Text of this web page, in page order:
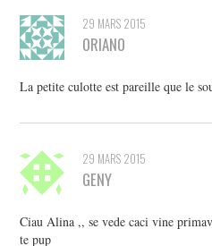
29 MARS 2015
ORIANO
La petite culotte est pareille que le
29 MARS 2015
GENY
Ciau Alina ,, se vede caci vine
te pup